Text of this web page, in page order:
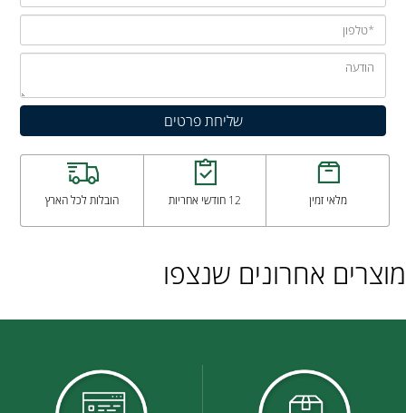
מלאי זמין 12 חודשי אחריות הובלות לכל הארץ
מוצרים אחרונים שנצפו